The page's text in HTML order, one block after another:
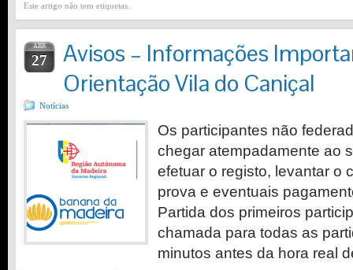
Este artigo não tem etiquetas.
ABR
27
Avisos – Informações
Orientação Vila do Caniçal
Notícias
Os participantes não
chegar atempadamente ao
efetuar o registo, levantar o
prova e eventuais
Partida dos primeiros
chamada para todas as
minutos antes da hora real